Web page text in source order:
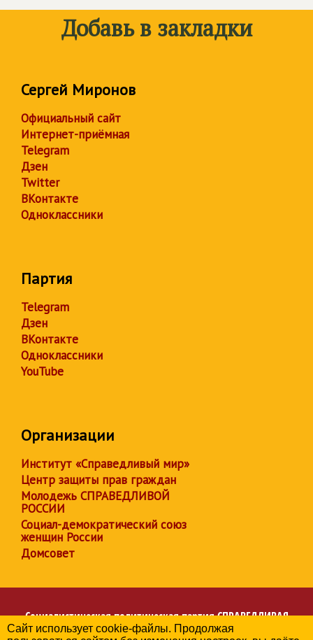
Добавь в закладки
Сергей Миронов
Официальный сайт
Интернет-приёмная
Telegram
Дзен
Twitter
ВКонтакте
Одноклассники
Партия
Telegram
Дзен
ВКонтакте
Одноклассники
YouTube
Организации
Институт «Справедливый мир»
Центр защиты прав граждан
Молодежь СПРАВЕДЛИВОЙ
РОССИИ
Социал-демократический союз
женщин России
Домсовет
Социалистическая политическая партияСПРАВЕДЛИВАЯ
РОССИЯ
Сайт использует cookie-файлы. Продолжая